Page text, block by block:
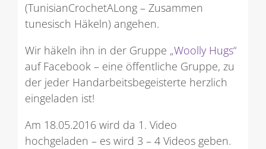
(TunisianCrochetALong – Zusammen
tunesisch Häkeln) angehen.
Wir häkeln ihn in der Gruppe „Woolly Hugs“
auf Facebook – eine öffentliche Gruppe, zu
der jeder Handarbeitsbegeisterte herzlich
eingeladen ist!
Am 18.05.2016 wird da 1. Video
hochgeladen – es wird 3 – 4 Videos geben.